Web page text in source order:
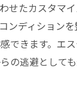
せたカスタマ
ンディション
できます。エ
の逃避として